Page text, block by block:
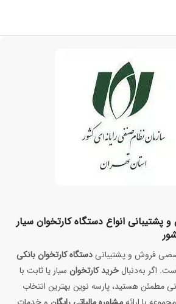
پشتیبانی انواع دستگاه کارتخوان سیار
فروش و پشتیبانیدستگاه کارتخوان بانکی
اگر به‌دنبالخرید کارتخوان سیار یا ثابت با
مطمئن هستید، پارسه نوین بهترین انتخاب